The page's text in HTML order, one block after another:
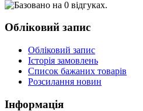
Обліковий запис
Обліковий запис
Історія замовлень
Список бажаних товарів
Розсилання новин
Інформація